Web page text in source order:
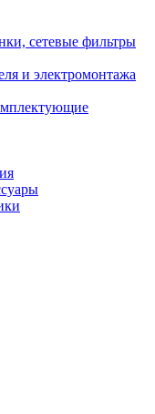
сетевые фильтры
и электромонтажа